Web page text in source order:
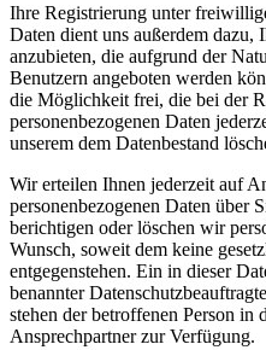
Ihre Registrierung unter
Daten dient uns außerdem dazu,
anzubieten, die aufgrund der
Benutzern angeboten werden
die Möglichkeit frei, die bei der
personenbezogenen Daten
unserem dem Datenbestand
Wir erteilen Ihnen jederzeit auf
personenbezogenen Daten über
berichtigen oder löschen wir
Wunsch, soweit dem keine
entgegenstehen. Ein in dieser
benannter
stehen der betroffenen Person in
Ansprechpartner zur Verfügung.